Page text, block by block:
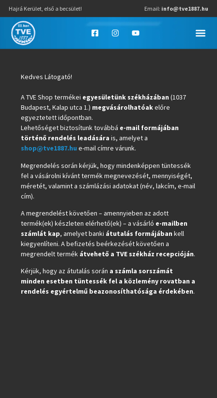
Hajrá Kerület, első a becsület! Email: info@tve1887.hu
Kedves Látogató!
A TVE Shop termékei egyesületünk székházában (1037
Budapest, Kalap utca 1.) megvásárolhatóakelőre
egyeztetett időpontban.
Lehetőséget biztosítunk továbbá e-mail formájában
történő rendelés leadására is, amelyet a
shop@tve1887.hu e-mail címre várunk.
Megrendelés során kérjük, hogy mindenképpen tüntessék
fel a vásárolni kívánt termék megnevezését, mennyiségét,
méretét, valamint a számlázási adatokat (név, lakcím, e-mail
cím).
A megrendelést követően – amennyieben az adott
termék(ek) készleten elérhető(ek) – a vásárló e-mailben
számlát kap, amelyet banki átutalás formájában kell
kiegyenlíteni. A befizetés beérkezését követően a
megrendelt termék átvehető a TVE székház recepcióján.
Kérjük, hogy az átutalás során a számla sorszámát
minden esetben tüntessék fel a közlemény rovatban a
rendelés egyértelmű beazonosíthatósága érdekében.